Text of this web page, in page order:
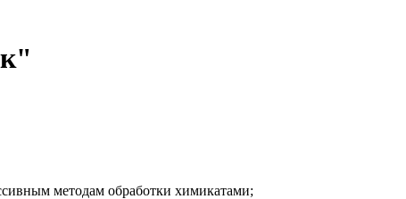
методам обработки химикатами;